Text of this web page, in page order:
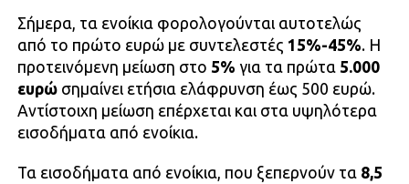
Σήμερα, τα ενοίκια φορολογούνται αυτοτελώς
από το πρώτο ευρώ με συντελεστές 15%-45%. Η
προτεινόμενη μείωση στο 5% για τα πρώτα 5.000
ευρώσημαίνει ετήσια ελάφρυνση έως 500 ευρώ.
Αντίστοιχη μείωση επέρχεται και στα υψηλότερα
εισοδήματα από ενοίκια.
Τα εισοδήματα από ενοίκια, που ξεπερνούν τα 8,5